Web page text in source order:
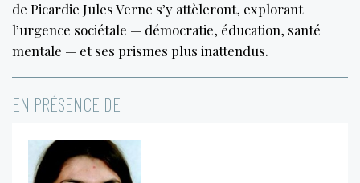
de Picardie Jules Verne s’y attèleront, explorant
l’urgence sociétale — démocratie, éducation, santé
mentale — et ses prismes plus inattendus.
EN PRÉSENCE DE